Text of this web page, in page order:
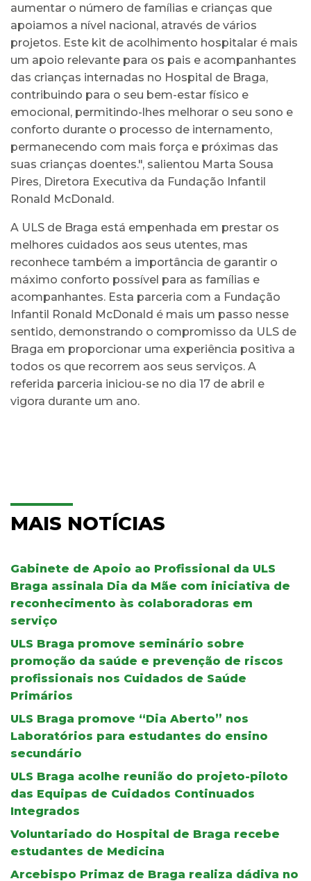
aumentar o número de famílias e crianças que
apoiamos a nível nacional, através de vários
projetos. Este kit de acolhimento hospitalar é mais
um apoio relevante para os pais e acompanhantes
das crianças internadas no Hospital de Braga,
contribuindo para o seu bem-estar físico e
emocional, permitindo-lhes melhorar o seu sono e
conforto durante o processo de internamento,
permanecendo com mais força e próximas das
suas crianças doentes.", salientou Marta Sousa
Pires, Diretora Executiva da Fundação Infantil
Ronald McDonald.
A ULS de Braga está empenhada em prestar os
melhores cuidados aos seus utentes, mas
reconhece também a importância de garantir o
máximo conforto possível para as famílias e
acompanhantes. Esta parceria com a Fundação
Infantil Ronald McDonald é mais um passo nesse
sentido, demonstrando o compromisso da ULS de
Braga em proporcionar uma experiência positiva a
todos os que recorrem aos seus serviços. A
referida parceria iniciou-se no dia 17 de abril e
vigora durante um ano.
MAIS NOTÍCIAS
Gabinete de Apoio ao Profissional da ULS
Braga assinala Dia da Mãe com iniciativa de
reconhecimento às colaboradoras em
serviço
ULS Braga promove seminário sobre
promoção da saúde e prevenção de riscos
profissionais nos Cuidados de Saúde
Primários
ULS Braga promove “Dia Aberto” nos
Laboratórios para estudantes do ensino
secundário
ULS Braga acolhe reunião do projeto-piloto
das Equipas de Cuidados Continuados
Integrados
Voluntariado do Hospital de Braga recebe
estudantes de Medicina
Arcebispo Primaz de Braga realiza dádiva no